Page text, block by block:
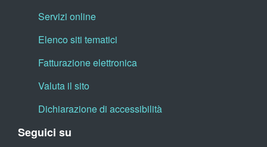
Servizi online
Elenco siti tematici
Fatturazione elettronica
Valuta il sito
Dichiarazione di accessibilità
Seguici su